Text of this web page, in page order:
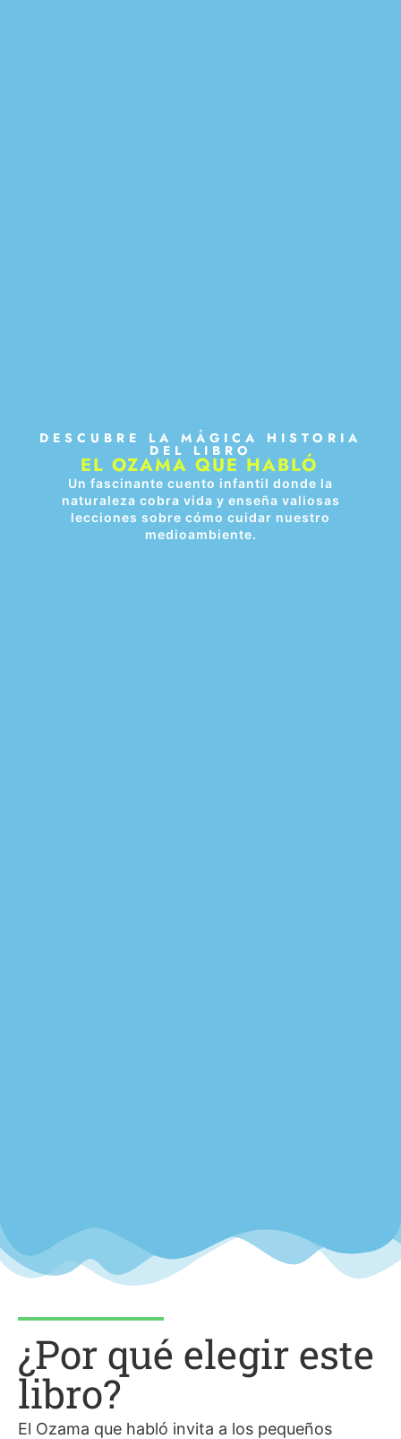
DESCUBRE LA MÁGICA HISTORIA
DEL LIBRO
EL OZAMA QUE HABLÓ
Un fascinante cuento infantil donde la
naturaleza cobra vida y enseña valiosas
lecciones sobre cómo cuidar nuestro
medioambiente.
¿Por qué elegir este
libro?
El Ozama que habló invita a los pequeños